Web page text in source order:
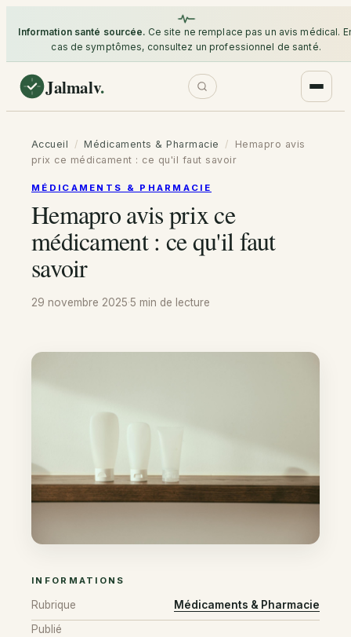
Information santé sourcée. Ce site ne remplace pas un avis médical.
cas de symptômes, consultez un professionnel de santé.
Jalmalv.
Accueil / Médicaments & Pharmacie /
Hemapro avis
prix ce médicament : ce qu'il faut savoir
MÉDICAMENTS & PHARMACIE
Hemapro avis prix ce
médicament : ce qu'il faut
savoir
29 novembre 2025·5 min de lecture
INFORMATIONS
Rubrique
Médicaments & Pharmacie
Publié